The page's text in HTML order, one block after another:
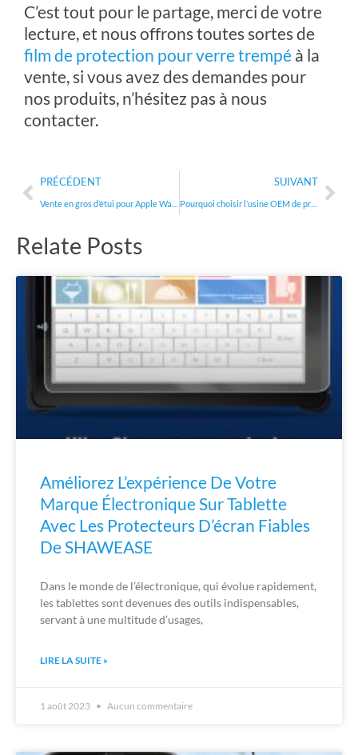
C’est tout pour le partage, merci de votre
lecture, et nous offrons toutes sortes de
film de protection pour verre trempé à la
vente, si vous avez des demandes pour
nos produits, n’hésitez pas à nous
contacter.
Précédent
PRÉCÉDENT SUIVANT
Pourquoi choisir l’usine OEM de protection d’écran en Chine ?
Relate Posts
Améliorez L’expérience De Votre
Marque Électronique Sur Tablette
Avec Les Protecteurs D’écran Fiables
De SHAWEASE
Dans le monde de l’électronique, qui évolue rapidement,
les tablettes sont devenues des outils indispensables,
servant à une multitude d’usages,
LIRE LA SUITE »
1 août 2023 Aucun commentaire